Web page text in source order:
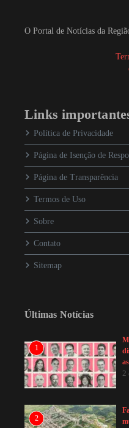
O Portal de Notícias da
Links
Política de Privacidade
Página de Isenção de
Página de Transparência
Termos de Uso
Sobre
Contato
Sitemap
Últimas Notícias
1
2
2